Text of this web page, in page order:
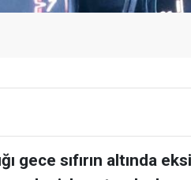
gece sıfırın altında